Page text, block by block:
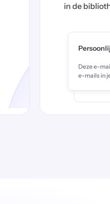
in de
Deze e-
e-mails in